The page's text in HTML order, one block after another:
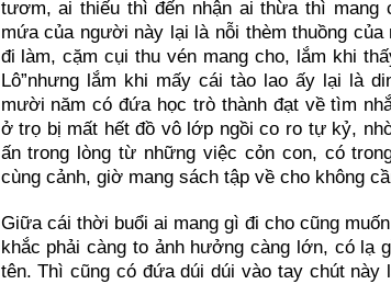
tươm, ai thiếu thì đến nhận ai thừa thì mang
mứa của người này lại là nỗi thèm thuồng
đi làm, cặm cụi thu vén mang cho, lắm khi
Lô”nhưng lắm khi mấy cái tào lao ấy lại là
mười năm có đứa học trò thành đạt về tìm
ở trọ bị mất hết đồ vô lớp ngồi co ro tự kỷ,
ấn trong lòng từ những việc cỏn con, có
cùng cảnh, giờ mang sách tập về cho không
Giữa cái thời buổi ai mang gì đi cho cũng
khắc phải càng to ảnh hưởng càng lớn, có lạ
tên. Thì cũng có đứa dúi dúi vào tay chút này